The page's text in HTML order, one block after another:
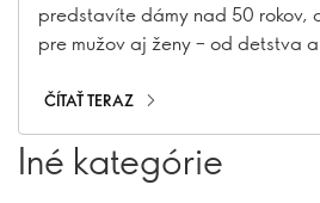
predstavíte dámy nad 50 rokov,
pre mužov aj ženy – od detstva
veku a ako sa môžete uistiť, že
milujete – dostatok
ČÍTAŤ TERAZ
Iné kategórie